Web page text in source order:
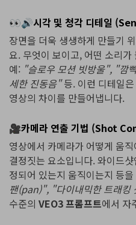
👀🔊시각 및 청각 디테일
장면을 더욱 생생하게 만들기
요. 무엇이 보이고, 어떤 소리
예: "슬로우 모션 빗방울", "깜
세한 진동음"등. 이런 디테일
영상의 차이를 만들어냅니다.
🎥카메라 연출 기법 (Shot
영상에서 카메라가 어떻게 움
결정짓는 요소입니다. 와이드
정되어 있는지 움직이는지 등
팬(pan)", "다이내믹한 트래킹
수준의 VEO3 프롬프트에서 자